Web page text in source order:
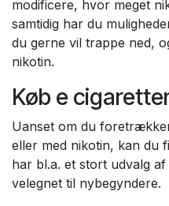
modificere, hvor meget
samtidig har du
du gerne vil trappe ned,
nikotin.
Køb e
Uanset om du
eller med nikotin, kan du
har bl.a. et stort udvalg af
velegnet til nybegyndere.